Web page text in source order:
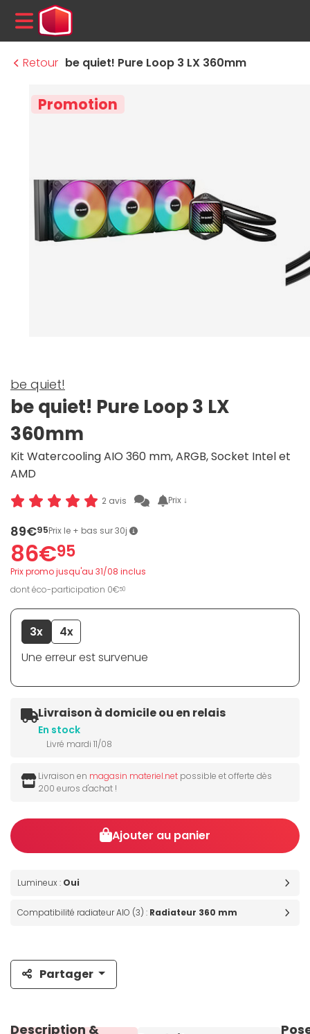
MENU
Retour be quiet! Pure Loop 3 LX 360mm
Promotion
be quiet!
be quiet! Pure Loop 3 LX
360mm
Kit Watercooling AIO 360 mm, ARGB, Socket Intel et
AMD
2 avis Prix ↓
89€95Prix le + bas sur 30j
86€95
Prix promo jusqu'au 31/08 inclus
dont éco-participation 0€50
3x
4x
Une erreur est survenue
Livraison à domicile ou en relais
En stock
Livré mardi 11/08
Livraison en magasin materiel.net possible et offerte dès
200 euros d'achat !
Ajouter au panier
Lumineux : Oui
Compatibilité radiateur AIO (3) : Radiateur 360 mm
Partager
Description &